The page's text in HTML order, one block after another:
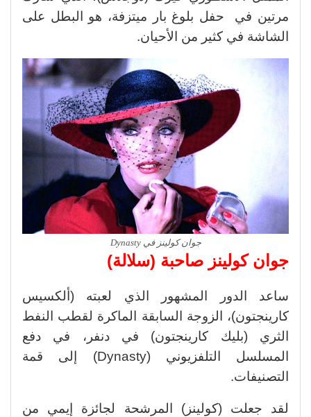
مرتين في حفل بلوغ بار ميتزفة، هو البطل على
الشاشة في كثير من الأحيان.
جوان كولينز في Dynasty
جوان كولينز صاحبة (سلالة)
ساعد الدور المشهور الذي لعبته (ألكسيس
كارينجتون)، الزوجة السابقة الماكرة لقطب النفط
الثري (بليك كارينجتون) في دنفر، في دفع
المسلسل التلفزيوني (Dynasty) إلى قمة
التصنيفات.
لقد جعلت (كولينز) المرشحة لجائزة إيمي من